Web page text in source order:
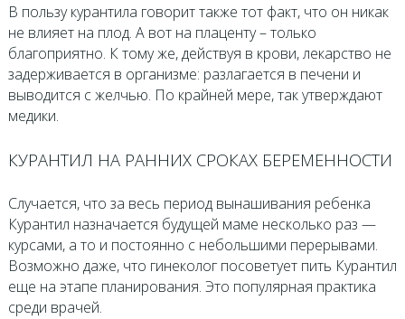
В пользу курантила говорит также тот факт, что он никак
не влияет на плод. А вот на плаценту – только
благоприятно. К тому же, действуя в крови, лекарство не
задерживается в организме: разлагается в печени и
выводится с желчью. По крайней мере, так утверждают
медики.
КУРАНТИЛ НА РАННИХ СРОКАХ БЕРЕМЕННОСТИ
Случается, что за весь период вынашивания ребенка
Курантил назначается будущей маме несколько раз —
курсами, а то и постоянно с небольшими перерывами.
Возможно даже, что гинеколог посоветует пить Курантил
еще на этапе планирования. Это популярная практика
среди врачей.